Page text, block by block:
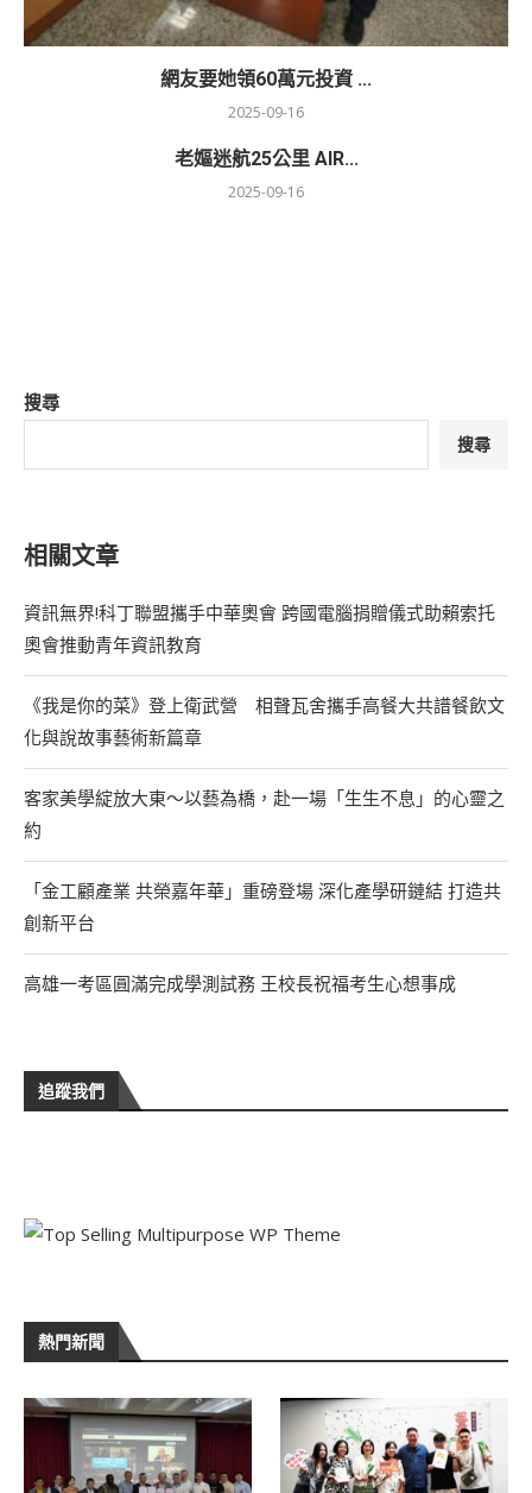
網友要她領60萬元投資 ...
2025-09-16
老嫗迷航25公里 AIR...
2025-09-16
搜尋
搜尋
相關文章
資訊無界!科丁聯盟攜手中華奧會 跨國電腦捐贈儀式助賴索托
奧會推動青年資訊教育
《我是你的菜》登上衛武營 相聲瓦舍攜手高餐大共譜餐飲文
化與說故事藝術新篇章
客家美學綻放大東～以藝為橋，赴一場「生生不息」的心靈之
約
「金工顧產業 共榮嘉年華」重磅登場 深化產學研鏈結 打造共
創新平台
高雄一考區圓滿完成學測試務 王校長祝福考生心想事成
追蹤我們
熱門新聞